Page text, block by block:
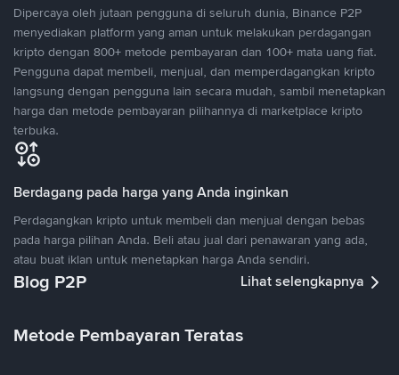
Dipercaya oleh jutaan pengguna di seluruh dunia, Binance P2P
menyediakan platform yang aman untuk melakukan perdagangan
kripto dengan 800+ metode pembayaran dan 100+ mata uang fiat.
Pengguna dapat membeli, menjual, dan memperdagangkan kripto
langsung dengan pengguna lain secara mudah, sambil menetapkan
harga dan metode pembayaran pilihannya di marketplace kripto
terbuka.
Berdagang pada harga yang Anda inginkan
Perdagangkan kripto untuk membeli dan menjual dengan bebas
pada harga pilihan Anda. Beli atau jual dari penawaran yang ada,
atau buat iklan untuk menetapkan harga Anda sendiri.
Blog P2P Lihat selengkapnya
Metode Pembayaran Teratas